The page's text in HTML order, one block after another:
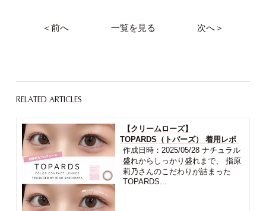
＜前へ 一覧を見る 次へ＞
RELATED ARTICLES
【クリームローズ】
TOPARDS（トパーズ） 着用レポ
作成日時：2025/05/28 ナチュラル
盛れからしっかり盛れまで、 指原
莉乃さんのこだわりが詰まった
TOPARDS...